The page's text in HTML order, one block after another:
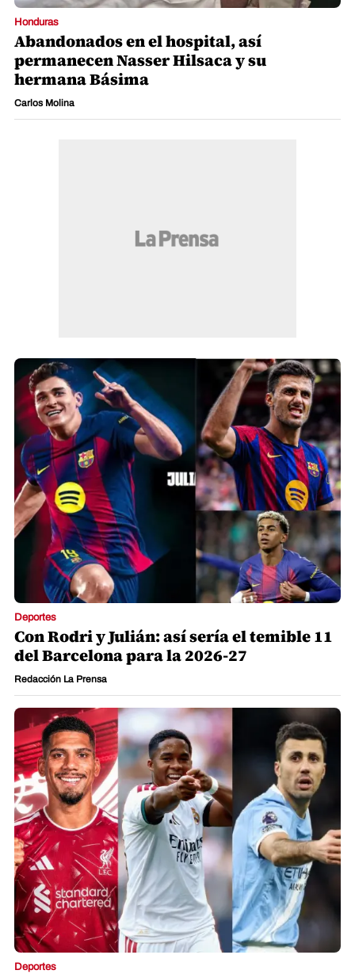
Honduras
Abandonados en el hospital, así
permanecen Nasser Hilsaca y su
hermana Básima
Carlos Molina
Deportes
Con Rodri y Julián: así sería el temible 11
del Barcelona para la 2026-27
Redacción La Prensa
Deportes